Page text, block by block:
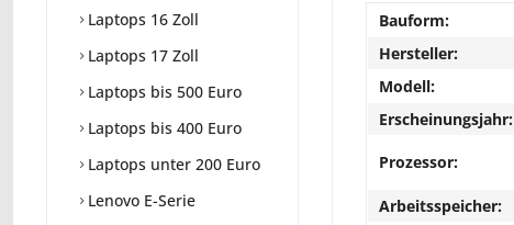
Laptops 16 Zoll
Laptops 17 Zoll
Laptops bis 500 Euro
Laptops bis 400 Euro
Laptops unter 200 Euro
Lenovo E-Serie
Bauform:
Hersteller:
Modell:
Erscheinungsjahr:
Prozessor:
Arbeitsspeicher: